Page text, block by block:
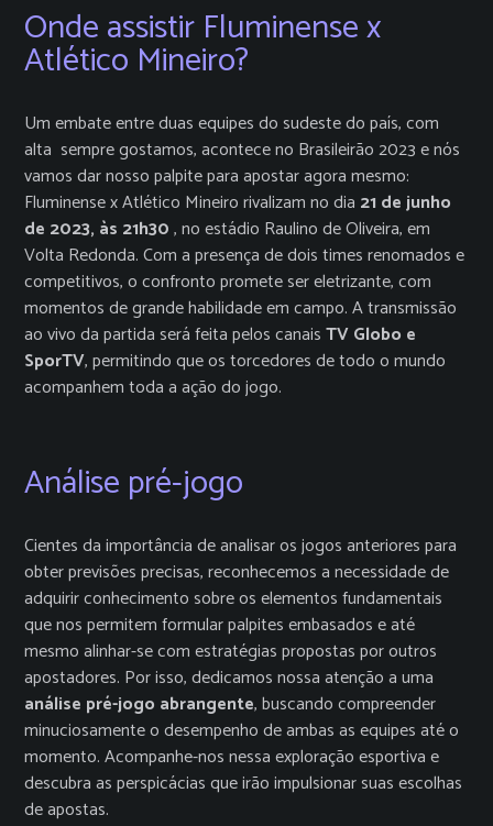
Onde assistir Fluminense x
Atlético Mineiro?
Um embate entre duas equipes do sudeste do país, com
alta sempre gostamos, acontece no Brasileirão 2023 e nós
vamos dar nosso palpite para apostar agora mesmo:
Fluminense x Atlético Mineiro rivalizam no dia 21 de junho
de 2023, às 21h30, no estádio Raulino de Oliveira, em
Volta Redonda. Com a presença de dois times renomados e
competitivos, o confronto promete ser eletrizante, com
momentos de grande habilidade em campo. A transmissão
ao vivo da partida será feita pelos canaisTV Globo e
SporTV, permitindo que os torcedores de todo o mundo
acompanhem toda a ação do jogo.
Análise pré-jogo
Cientes da importância de analisar os jogos anteriores para
obter previsões precisas, reconhecemos a necessidade de
adquirir conhecimento sobre os elementos fundamentais
que nos permitem formular palpites embasados e até
mesmo alinhar-se com estratégias propostas por outros
apostadores. Por isso, dedicamos nossa atenção a uma
análise pré-jogo abrangente, buscando compreender
minuciosamente o desempenho de ambas as equipes até o
momento. Acompanhe-nos nessa exploração esportiva e
descubra as perspicácias que irão impulsionar suas escolhas
de apostas.